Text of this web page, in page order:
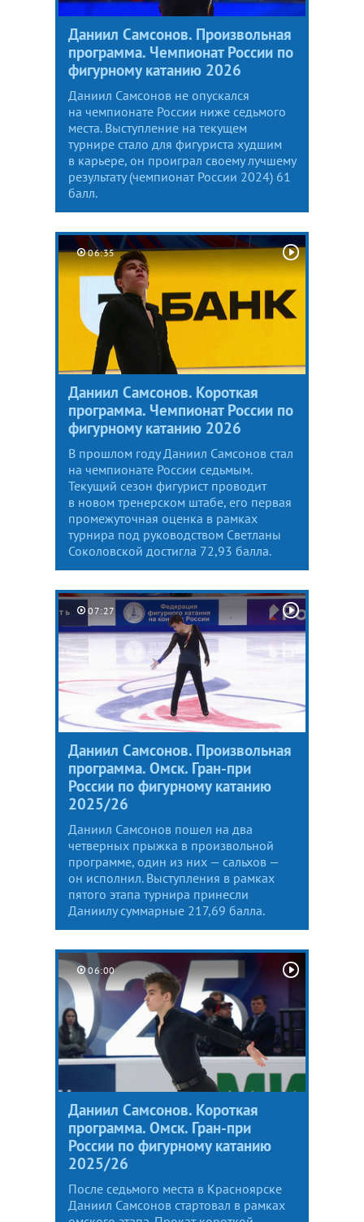
Даниил Самсонов. Произвольная
программа. Чемпионат России по
фигурному катанию 2026
Даниил Самсонов не опускался
на чемпионате России ниже седьмого
места. Выступление на текущем
турнире стало для фигуриста худшим
в карьере, он проиграл своему лучшему
результату (чемпионат России 2024) 61
балл.
06:35
Даниил Самсонов. Короткая
программа. Чемпионат России по
фигурному катанию 2026
В прошлом году Даниил Самсонов стал
на чемпионате России седьмым.
Текущий сезон фигурист проводит
в новом тренерском штабе, его первая
промежуточная оценка в рамках
турнира под руководством Светланы
Соколовской достигла 72,93 балла.
07:27
Даниил Самсонов. Произвольная
программа. Омск. Гран-при
России по фигурному катанию
2025/26
Даниил Самсонов пошел на два
четверных прыжка в произвольной
программе, один из них — сальхов —
он исполнил. Выступления в рамках
пятого этапа турнира принесли
Даниилу суммарные 217,69 балла.
06:00
Даниил Самсонов. Короткая
программа. Омск. Гран-при
России по фигурному катанию
2025/26
После седьмого места в Красноярске
Даниил Самсонов стартовал в рамках